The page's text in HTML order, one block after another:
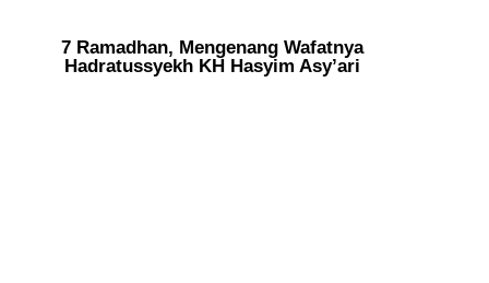
7 Ramadhan, Mengenang Wafatnya
Hadratussyekh KH Hasyim Asy’ari